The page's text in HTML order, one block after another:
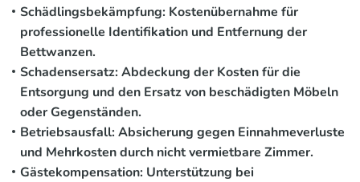
Schädlingsbekämpfung: Kostenübernahme für
professionelle Identifikation und Entfernung der
Bettwanzen.
Schadensersatz:Abdeckung der Kosten für die
Entsorgung und den Ersatz von beschädigten Möbeln
oder Gegenständen.
Betriebsausfall:Absicherung gegen Einnahmeverluste
und Mehrkosten durch nicht vermietbare Zimmer.
Gästekompensation: Unterstützung bei